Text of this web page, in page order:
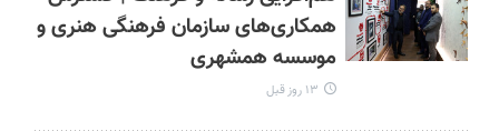
همکاری‌های سازمان فرهنگی هنری و
موسسه همشهری
۱۳ روز قبل